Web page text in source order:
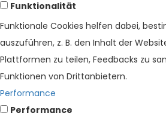
Funktionalität
Funktionale Cookies helfen dabei,
auszuführen, z. B. den Inhalt der
Plattformen zu teilen, Feedbacks zu
Funktionen von Drittanbietern.
Performance
Performance